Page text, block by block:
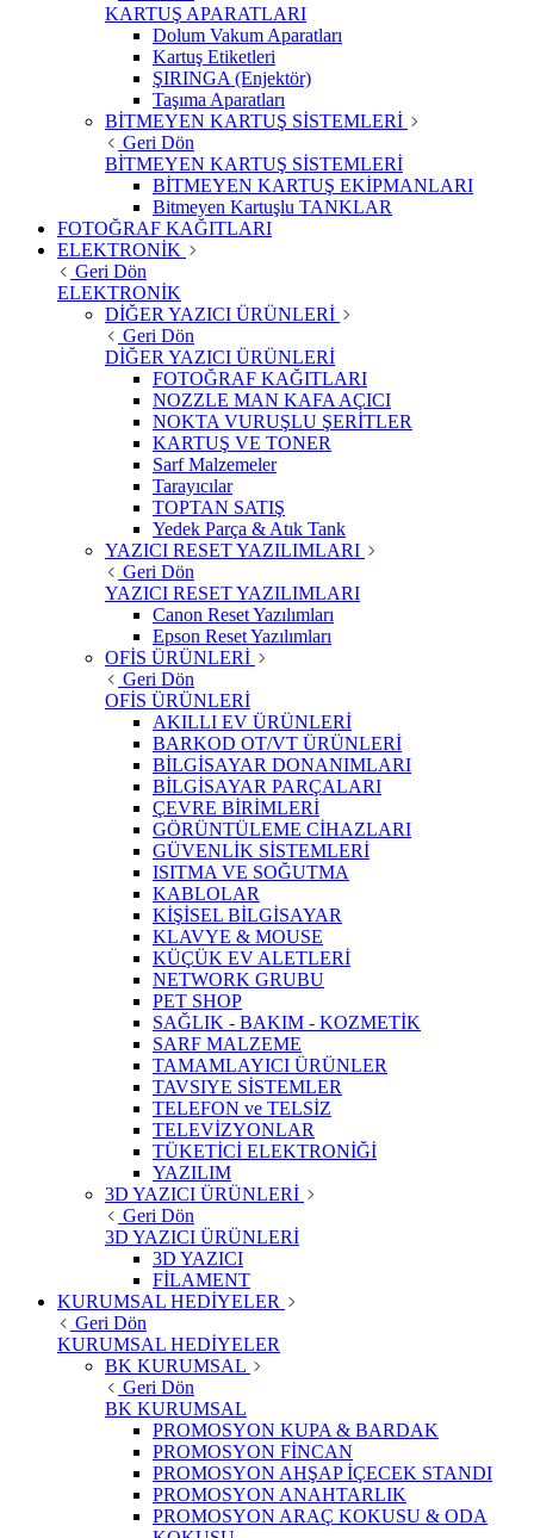
KARTUŞ APARATLARI
Dolum Vakum Aparatları
Kartuş Etiketleri
ŞIRINGA (Enjektör)
Taşıma Aparatları
BİTMEYEN KARTUŞ SİSTEMLERİ
Geri Dön
BİTMEYEN KARTUŞ SİSTEMLERİ
BİTMEYEN KARTUŞ EKİPMANLARI
Bitmeyen Kartuşlu TANKLAR
FOTOĞRAF KAĞITLARI
ELEKTRONİK
Geri Dön
ELEKTRONİK
DİĞER YAZICI ÜRÜNLERİ
Geri Dön
DİĞER YAZICI ÜRÜNLERİ
FOTOĞRAF KAĞITLARI
NOZZLE MAN KAFA AÇICI
NOKTA VURUŞLU ŞERİTLER
KARTUŞ VE TONER
Sarf Malzemeler
Tarayıcılar
TOPTAN SATIŞ
Yedek Parça & Atık Tank
YAZICI RESET YAZILIMLARI
Geri Dön
YAZICI RESET YAZILIMLARI
Canon Reset Yazılımları
Epson Reset Yazılımları
OFİS ÜRÜNLERİ
Geri Dön
OFİS ÜRÜNLERİ
AKILLI EV ÜRÜNLERİ
BARKOD OT/VT ÜRÜNLERİ
BİLGİSAYAR DONANIMLARI
BİLGİSAYAR PARÇALARI
ÇEVRE BİRİMLERİ
GÖRÜNTÜLEME CİHAZLARI
GÜVENLİK SİSTEMLERİ
ISITMA VE SOĞUTMA
KABLOLAR
KİŞİSEL BİLGİSAYAR
KLAVYE & MOUSE
KÜÇÜK EV ALETLERİ
NETWORK GRUBU
PET SHOP
SAĞLIK - BAKIM - KOZMETİK
SARF MALZEME
TAMAMLAYICI ÜRÜNLER
TAVSIYE SİSTEMLER
TELEFON ve TELSİZ
TELEVİZYONLAR
TÜKETİCİ ELEKTRONİĞİ
YAZILIM
3D YAZICI ÜRÜNLERİ
Geri Dön
3D YAZICI ÜRÜNLERİ
3D YAZICI
FİLAMENT
KURUMSAL HEDİYELER
Geri Dön
KURUMSAL HEDİYELER
BK KURUMSAL
Geri Dön
BK KURUMSAL
PROMOSYON KUPA & BARDAK
PROMOSYON FİNCAN
PROMOSYON AHŞAP İÇECEK STANDI
PROMOSYON ANAHTARLIK
PROMOSYON ARAÇ KOKUSU & ODA